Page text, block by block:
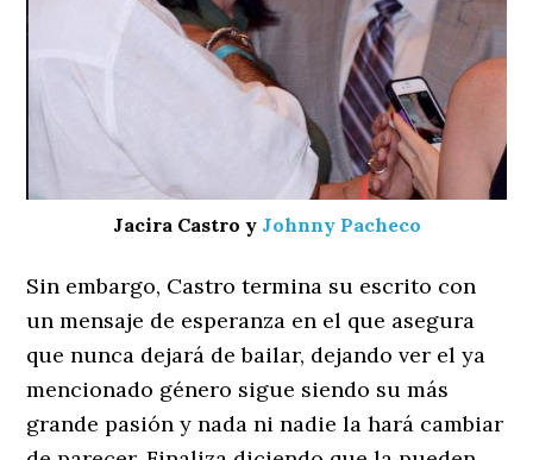
Jacira Castro yJohnny Pacheco
Sin embargo, Castro termina su escrito con
un mensaje de esperanza en el que asegura
que nunca dejará de bailar, dejando ver el ya
mencionado género sigue siendo su más
grande pasión y nada ni nadie la hará cambiar